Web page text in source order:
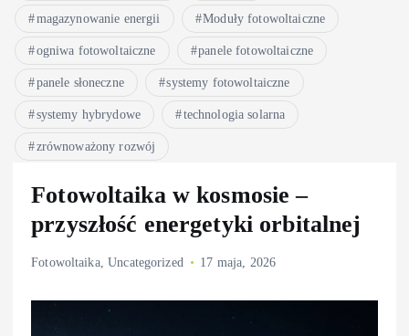
magazynowanie energii Moduły fotowoltaiczne
ogniwa fotowoltaiczne panele fotowoltaiczne
panele słoneczne systemy fotowoltaiczne
systemy hybrydowe technologia solarna
zrównoważony rozwój
Fotowoltaika w kosmosie –
przyszłość energetyki orbitalnej
Fotowoltaika,Uncategorized 17 maja, 2026